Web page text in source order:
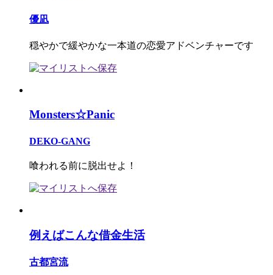
優凪
穏やかで緩やかな一本道の恋愛アドベンチャーです
Monsters☆Panic
DEKO-GANG
喰われる前に脱出せよ！
例えばこんな借金生活
古都宮流